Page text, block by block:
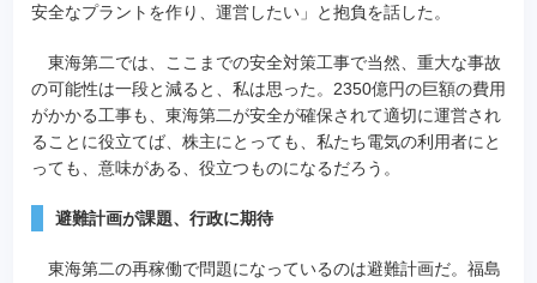
安全なプラントを作り、運営したい」と抱負を話した。
東海第二では、ここまでの安全対策工事で当然、重大な事故
の可能性は一段と減ると、私は思った。2350億円の巨額の費用
がかかる工事も、東海第二が安全が確保されて適切に運営され
ることに役立てば、株主にとっても、私たち電気の利用者にと
っても、意味がある、役立つものになるだろう。
避難計画が課題、行政に期待
東海第二の再稼働で問題になっているのは避難計画だ。福島